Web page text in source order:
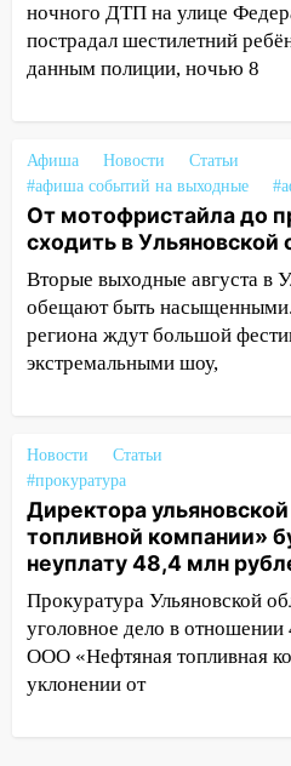
13:12 Дерево
Новгородской в
на электрощит
упало во дворе
13:08 Ураган ударил
сорванные крыши,
затопленные улицы и
трамваи
12:17 Ульяновск
после ливня город
воду
ДТП с шестилетним
Федерации
12:01 Пьяная
шестилетнего
Федерации:
11:16 В Ульяновске
мужчину,
10:30 От
ночного ДТП на улице
пострадал шестилетний
данным полиции, ночью 8
Афиша Новости
Статьи
#афиша событий на выходные
От мотофристайла до
сходить в Ульяновской
Вторые выходные августа в
обещают быть
региона ждут большой
экстремальными шоу,
Новости
Статьи
#прокуратура
Директора
топливной компании»
неуплату 48,4 млн
Прокуратура Ульяновской
уголовное дело в отношении
ООО «Нефтяная топливная
уклонении от